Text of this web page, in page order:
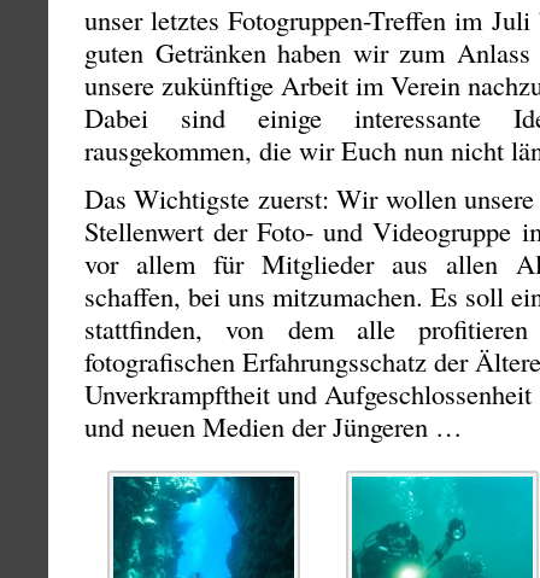
unser letztes Fotogruppen-Treffen im
guten Getränken haben wir zum
unsere zukünftige Arbeit im Verein
Dabei sind einige interessante
rausgekommen, die wir Euch nun nicht
Das Wichtigste zuerst: Wir wollen
Stellenwert der Foto- und Videogruppe
vor allem für Mitglieder aus allen
schaffen, bei uns mitzumachen. Es soll
stattfinden, von dem alle
fotografischen Erfahrungsschatz der
Unverkrampftheit und
und neuen Medien der Jüngeren …